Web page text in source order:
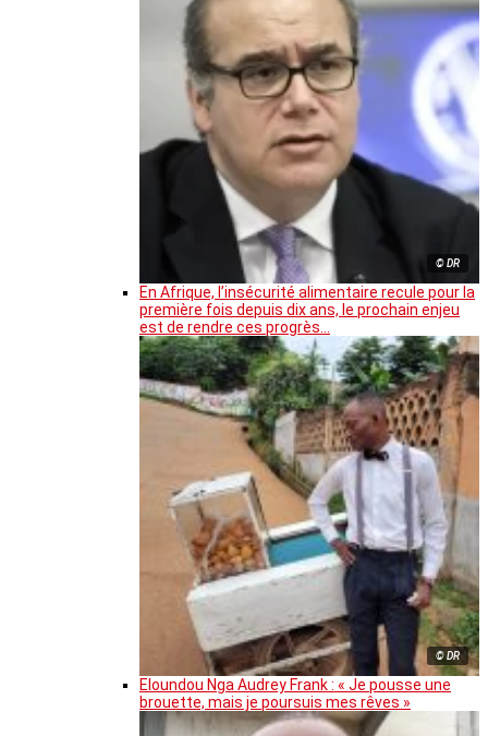
© DR
En Afrique, l’insécurité alimentaire recule pour la
première fois depuis dix ans, le prochain enjeu
est de rendre ces progrès…
© DR
Eloundou Nga Audrey Frank : « Je pousse une
brouette, mais je poursuis mes rêves »